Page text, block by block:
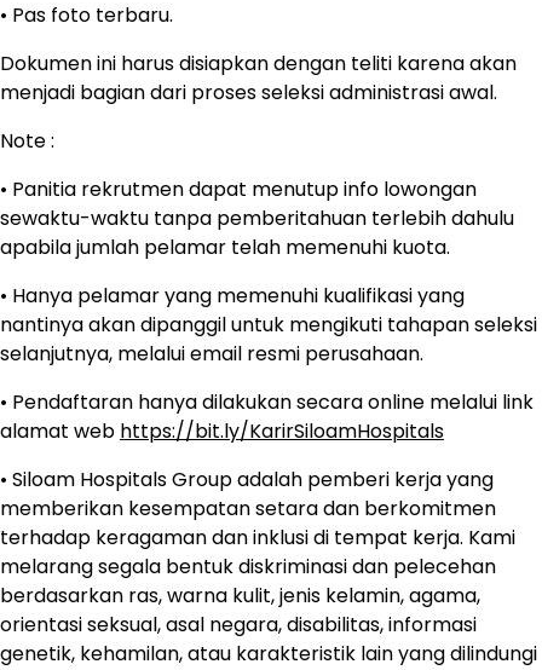
• Pas foto terbaru.
Dokumen ini harus disiapkan dengan teliti karena akan
menjadi bagian dari proses seleksi administrasi awal.
Note :
• Panitia rekrutmen dapat menutup info lowongan
sewaktu-waktu tanpa pemberitahuan terlebih dahulu
apabila jumlah pelamar telah memenuhi kuota.
• Hanya pelamar yang memenuhi kualifikasi yang
nantinya akan dipanggil untuk mengikuti tahapan seleksi
selanjutnya, melalui email resmi perusahaan.
• Pendaftaran hanya dilakukan secara online melalui link
alamat web https://bit.ly/KarirSiloamHospitals
• Siloam Hospitals Group adalah pemberi kerja yang
memberikan kesempatan setara dan berkomitmen
terhadap keragaman dan inklusi di tempat kerja. Kami
melarang segala bentuk diskriminasi dan pelecehan
berdasarkan ras, warna kulit, jenis kelamin, agama,
orientasi seksual, asal negara, disabilitas, informasi
genetik, kehamilan, atau karakteristik lain yang dilindungi